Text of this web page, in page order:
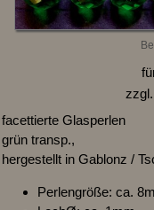
zzgl.
facettierte Glasperlen
grün transp.,
hergestellt in Gablonz /
Perlengröße: ca.